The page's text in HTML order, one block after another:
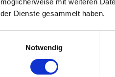
der Dienste gesammelt haben.
Notwendig